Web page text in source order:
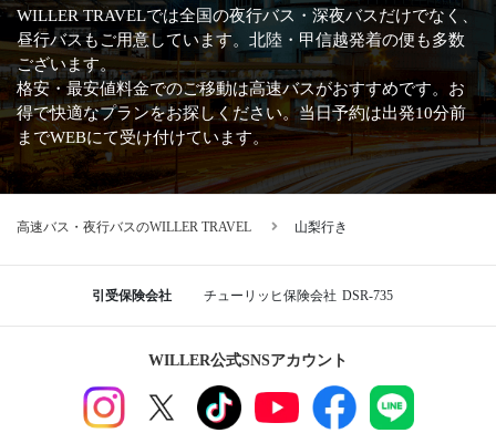
WILLER TRAVELでは全国の夜行バス・深夜バスだけでなく、
昼行バスもご用意しています。北陸・甲信越発着の便も多数
ございます。
格安・最安値料金でのご移動は高速バスがおすすめです。お
得で快適なプランをお探しください。当日予約は出発10分前
までWEBにて受け付けています。
高速バス・夜行バスのWILLER TRAVEL 山梨行き
引受保険会社 チューリッヒ保険会社 DSR-735
WILLER公式SNSアカウント